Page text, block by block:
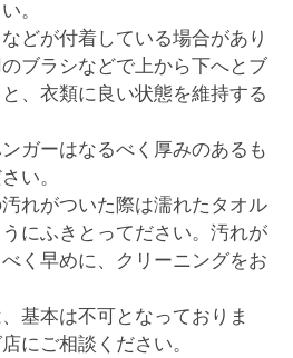
。
どが付着している場合があり
ブラシなどで上から下へとブ
、衣類に良い状態を維持する
ガーはなるべく厚みのあるも
い。
れがついた際は濡れたタオル
にふきとってださい。汚れが
く早めに、クリーニングをお
基本は不可となっておりま
にご相談ください。